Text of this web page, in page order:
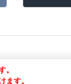
。
ます。